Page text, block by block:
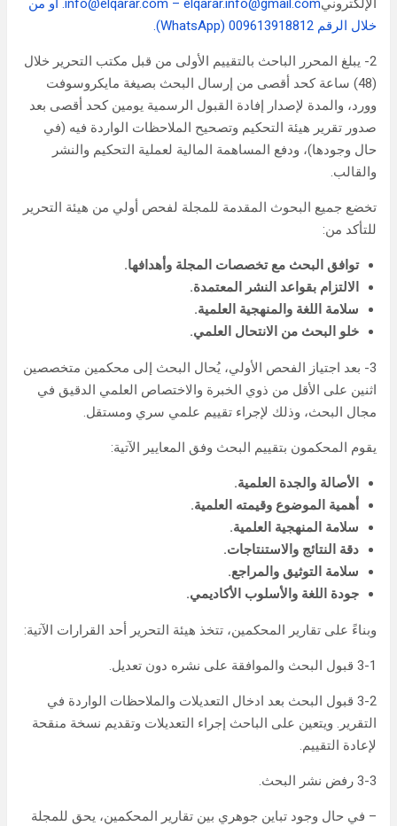
الإلكتروني
info@elqarar.com – elqarar.info@gmail.com
. أو من
خلال الرقم 009613918812 (WhatsApp).
2- يبلغ المحرر الباحث بالتقييم الأولى من قبل مكتب التحرير خلال
(48) ساعة كحد أقصى من إرسال البحث بصيغة مايكروسوفت
وورد، والمدة لإصدار إفادة القبول الرسمية يومين كحد أقصى بعد
صدور تقرير هيئة التحكيم وتصحيح الملاحظات الواردة فيه (في
حال وجودها)، ودفع المساهمة المالية لعملية التحكيم والنشر
والقالب.
تخضع جميع البحوث المقدمة للمجلة لفحص أولي من هيئة التحرير
للتأكد من:
توافق البحث مع تخصصات المجلة وأهدافها.
الالتزام بقواعد النشر المعتمدة.
سلامة اللغة والمنهجية العلمية.
خلو البحث من الانتحال العلمي.
3- بعد اجتياز الفحص الأولي، يُحال البحث إلى محكمين متخصصين
اثنين على الأقل من ذوي الخبرة والاختصاص العلمي الدقيق في
مجال البحث، وذلك لإجراء تقييم علمي سري ومستقل.
يقوم المحكمون بتقييم البحث وفق المعايير الآتية:
الأصالة والجدة العلمية.
أهمية الموضوع وقيمته العلمية.
سلامة المنهجية العلمية.
دقة النتائج والاستنتاجات.
سلامة التوثيق والمراجع.
جودة اللغة والأسلوب الأكاديمي.
وبناءً على تقارير المحكمين، تتخذ هيئة التحرير أحد القرارات الآتية:
3-1 قبول البحث والموافقة على نشره دون تعديل.
3-2 قبول البحث بعد ادخال التعديلات والملاحظات الواردة في
التقرير. ويتعين على الباحث إجراء التعديلات وتقديم نسخة منقحة
لإعادة التقييم.
3-3 رفض نشر البحث.
– في حال وجود تباين جوهري بين تقارير المحكمين، يحق للمجلة